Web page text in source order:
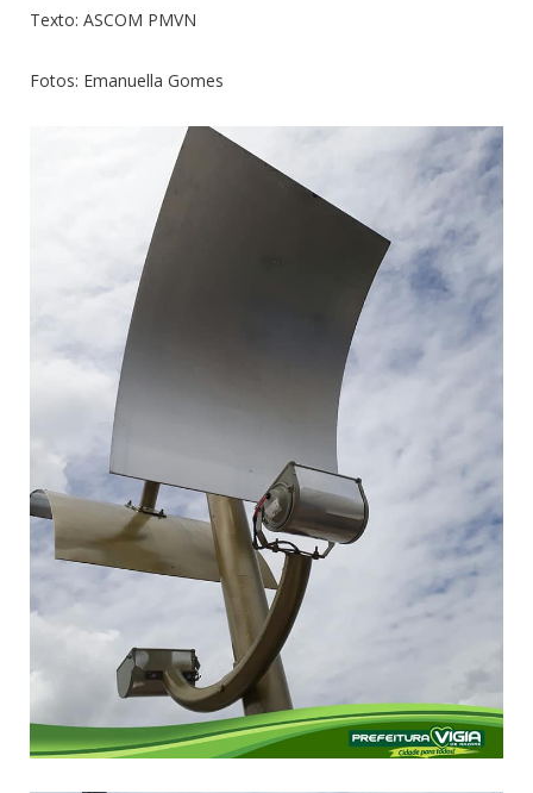
Texto: ASCOM PMVN
Fotos: Emanuella Gomes